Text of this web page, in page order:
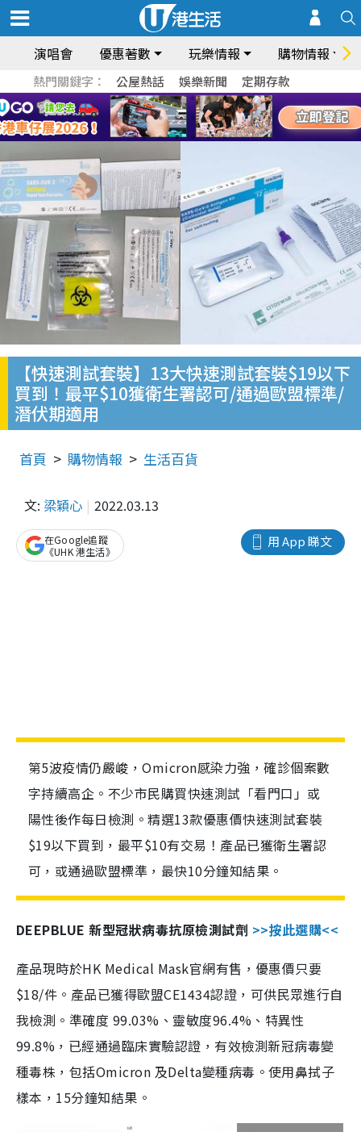
演唱會 優惠著數 玩樂情報 購物情報
熱門關鍵字： 公屋熱話 娛樂新聞 定期存款
【快速測試套裝】13大快速測試套裝$19以下
買到！最平$10獲衛生署認可/通過歐盟標準/
潛伏期適用
首頁 購物情報 生活百貨
文: 梁穎心 2022.03.13
用 App 睇文
在Google追蹤
《UHK 港生活》
第5波疫情仍嚴峻，Omicron感染力強，確診個案數
字持續高企。不少市民購買快速測試「看門口」或
陽性後作每日檢測。精選13款優惠價快速測試套裝
$19以下買到，最平$10有交易！產品已獲衛生署認
可，或通過歐盟標準，最快10分鐘知結果。
DEEPBLUE 新型冠狀病毒抗原檢測試劑 >>按此選購<<
產品現時於HK Medical Mask官網有售，優惠價只要
$18/件。產品已獲得歐盟CE1434認證，可供民眾進行自
我檢測。準確度 99.03%、靈敏度96.4%、特異性
99.8%，已經通過臨床實驗認證，有效檢測新冠病毒變
種毒株，包括Omicron 及Delta變種病毒。使用鼻拭子
樣本，15分鐘知結果。